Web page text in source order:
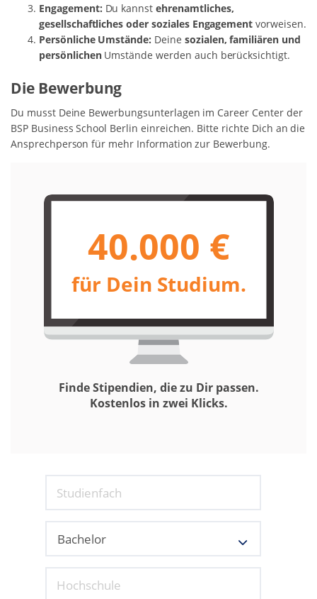
Engagement: Du kannstehrenamtliches,
gesellschaftliches oder soziales Engagement vorweisen.
Persönliche Umstände: Deine sozialen, familiären und
persönlichenUmstände werden auch berücksichtigt.
Die Bewerbung
Du musst Deine Bewerbungsunterlagen im Career Center der
BSP Business School Berlin einreichen. Bitte richte Dich an die
Ansprechperson für mehr Information zur Bewerbung.
40.000 €
für Dein Studium.
Finde Stipendien, die zu Dir passen.
Kostenlos in zwei Klicks.
Studienfach
Hochschule